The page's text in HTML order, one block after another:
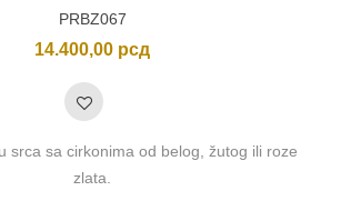
PRBZ067
14.400,00 рсд
srca sa cirkonima od belog, žutog ili roze
zlata.